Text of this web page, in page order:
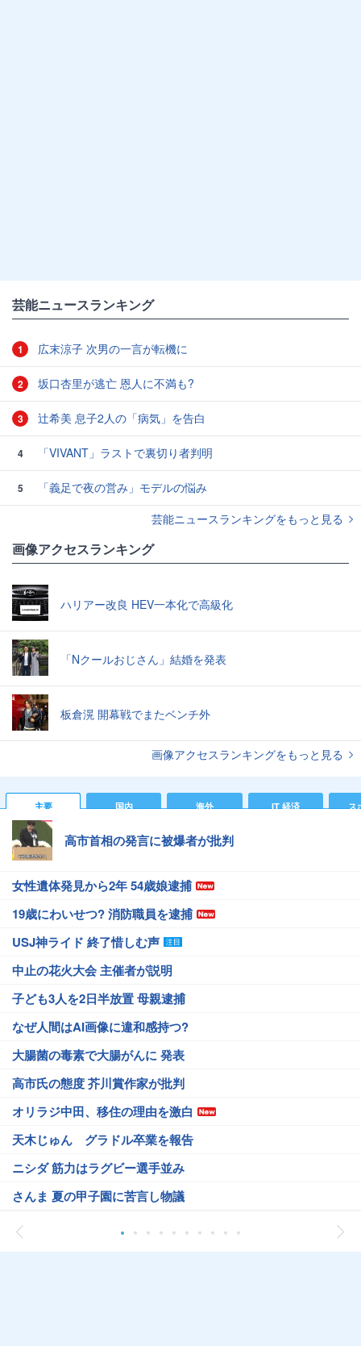
芸能ニュースランキング
1 広末涼子 次男の一言が転機に
2 坂口杏里が逃亡 恩人に不満も?
3 辻希美 息子2人の「病気」を告白
4 「VIVANT」ラストで裏切り者判明
5
「義足で夜の営み」モデルの悩み
芸能ニュースランキングをもっと見る
画像アクセスランキング
ハリアー改良 HEV一本化で高級化
「Nクールおじさん」結婚を発表
板倉滉 開幕戦でまたベンチ外
画像アクセスランキングをもっと見る
主要 国内 海外 IT 経済 ス
高市首相の発言に被爆者が批判
女性遺体発見から2年 54歳娘逮捕
19歳にわいせつ? 消防職員を逮捕
USJ神ライド 終了惜しむ声
中止の花火大会 主催者が説明
子ども3人を2日半放置 母親逮捕
なぜ人間はAI画像に違和感持つ?
大腸菌の毒素で大腸がんに 発表
高市氏の態度 芥川賞作家が批判
オリラジ中田、移住の理由を激白
天木じゅん グラドル卒業を報告
ニシダ 筋力はラグビー選手並み
さんま 夏の甲子園に苦言し物議